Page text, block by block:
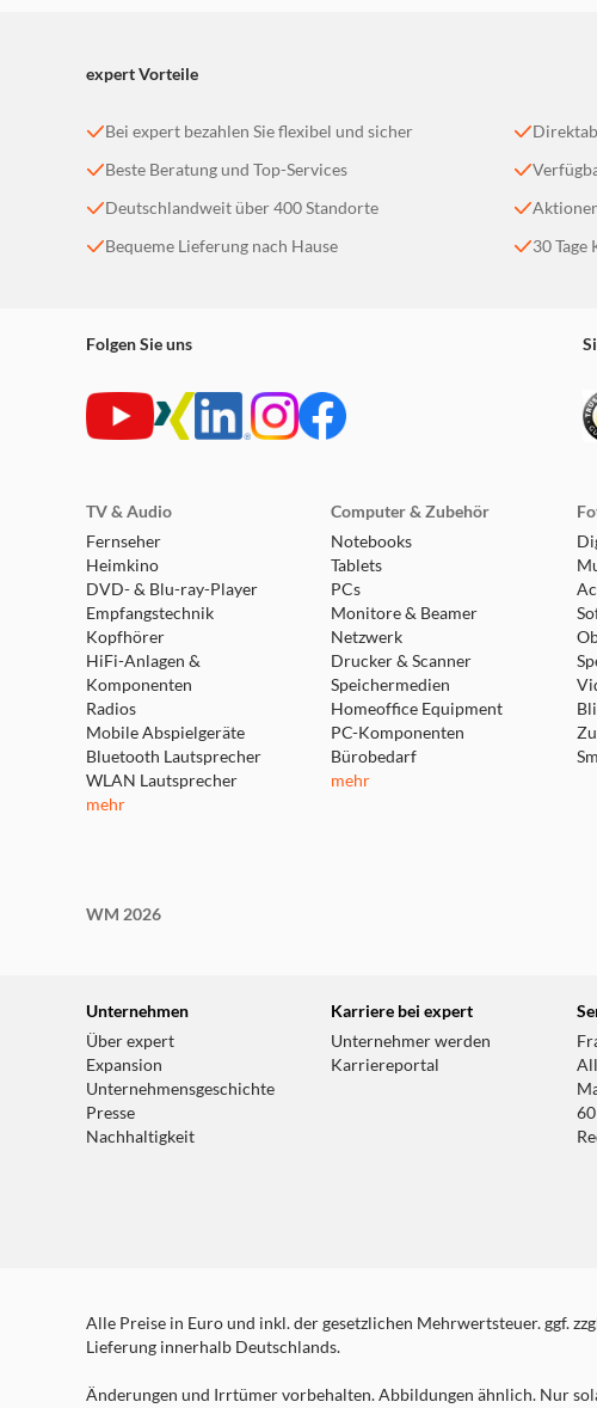
expert Vorteile
Bei expert bezahlen Sie flexibel und sicher
Beste Beratung und Top-Services
Deutschlandweit über 400 Standorte
Bequeme Lieferung nach Hause
30
Folgen Sie uns
TV & Audio
Fernseher
Heimkino
DVD- & Blu-ray-Player
Empfangstechnik
Kopfhörer
HiFi-Anlagen &
Komponenten
Radios
Mobile Abspielgeräte
Bluetooth Lautsprecher
WLAN Lautsprecher
mehr
Computer & Zubehör
Notebooks
Tablets
PCs
Monitore & Beamer
Netzwerk
Drucker & Scanner
Speichermedien
Homeoffice Equipment
PC-Komponenten
Bürobedarf
mehr
WM 2026
Unternehmen
Über expert
Expansion
Unternehmensgeschichte
Presse
Nachhaltigkeit
Karriere bei expert
Unternehmer werden
Karriereportal
Alle Preise in Euro und inkl. der gesetzlichen Mehrwertsteuer. ggf.
Lieferung innerhalb Deutschlands.
Änderungen und Irrtümer vorbehalten. Abbildungen ähnlich. Nur